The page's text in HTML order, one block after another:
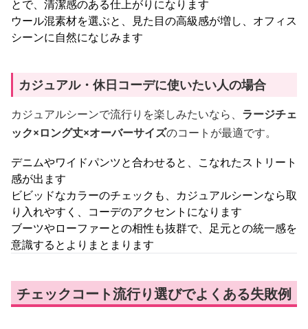
とで、清潔感のある仕上がりになります
ウール混素材を選ぶと、見た目の高級感が増し、オフィス
シーンに自然になじみます
カジュアル・休日コーデに使いたい人の場合
カジュアルシーンで流行りを楽しみたいなら、 ラージチェ
ック×ロング丈×オーバーサイズのコートが最適です。
デニムやワイドパンツと合わせると、こなれたストリート
感が出ます
ビビッドなカラーのチェックも、カジュアルシーンなら取
り入れやすく、コーデのアクセントになります
ブーツやローファーとの相性も抜群で、足元との統一感を
意識するとよりまとまります
チェックコート流行り選びでよくある失敗例